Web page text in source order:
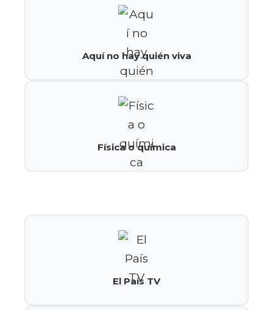
Aquí no hay quién viva
Física o química
El País TV